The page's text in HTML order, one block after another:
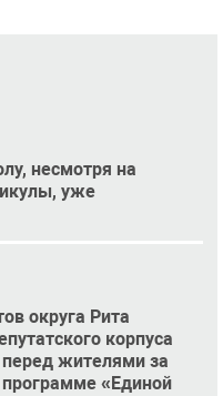
несмотря на
уже
округа Рита
корпуса
жителями за
«Единой